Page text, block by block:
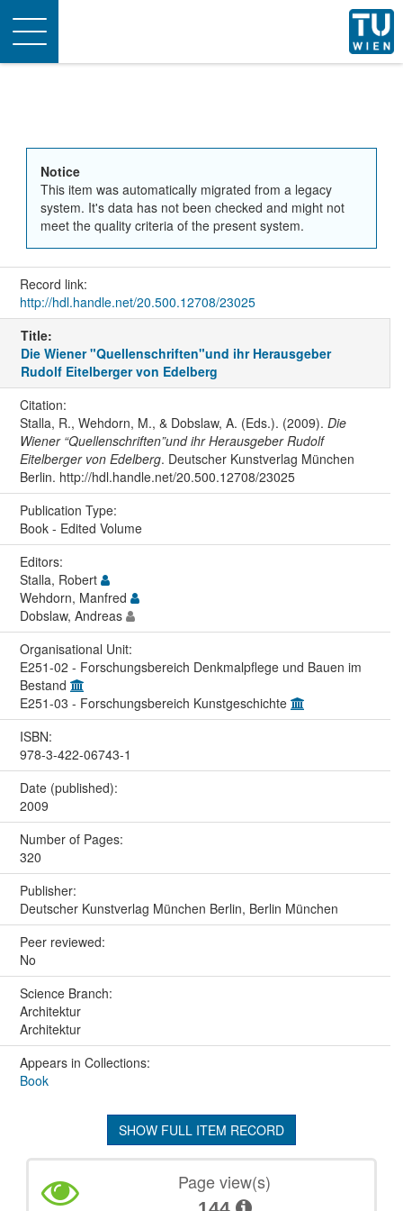
Toggle
navigation
Notice
This item was automatically migrated from a legacy
system. It's data has not been checked and might not
meet the quality criteria of the present system.
Record link:
http://hdl.handle.net/20.500.12708/23025
Title:
Die Wiener "Quellenschriften"und ihr Herausgeber
Rudolf Eitelberger von Edelberg
Citation:
Stalla, R., Wehdorn, M., & Dobslaw, A. (Eds.). (2009). Die
Wiener “Quellenschriften”und ihr Herausgeber Rudolf
Eitelberger von Edelberg. Deutscher Kunstverlag München
Berlin. http://hdl.handle.net/20.500.12708/23025
Publication Type:
Book - Edited Volume
Editors:
Stalla, Robert
Wehdorn, Manfred
Dobslaw, Andreas
Organisational Unit:
E251-02 - Forschungsbereich Denkmalpflege und Bauen im
Bestand
E251-03 - Forschungsbereich Kunstgeschichte
ISBN:
978-3-422-06743-1
Date (published):
2009
Number of Pages:
320
Publisher:
Deutscher Kunstverlag München Berlin, Berlin München
Peer reviewed:
No
Science Branch:
Architektur
Architektur
Appears in Collections:
Book
SHOW FULL ITEM RECORD
Page view(s)